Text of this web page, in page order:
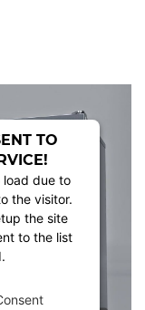
TO
due to
the visitor.
the site
to the list